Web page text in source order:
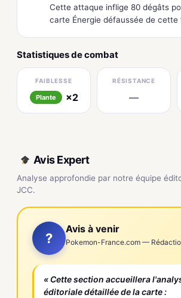
Cette attaque inflige 80 dégâts
carte Énergie défaussée de cette
Statistiques de combat
FAIBLESSE
Plante ×2
RÉSISTANCE
—
Avis Expert
Analyse approfondie par notre équipe
JCC.
?
Avis à venir
Pokemon-France.com —
« Cette section accueillera
éditoriale détaillée de la carte :